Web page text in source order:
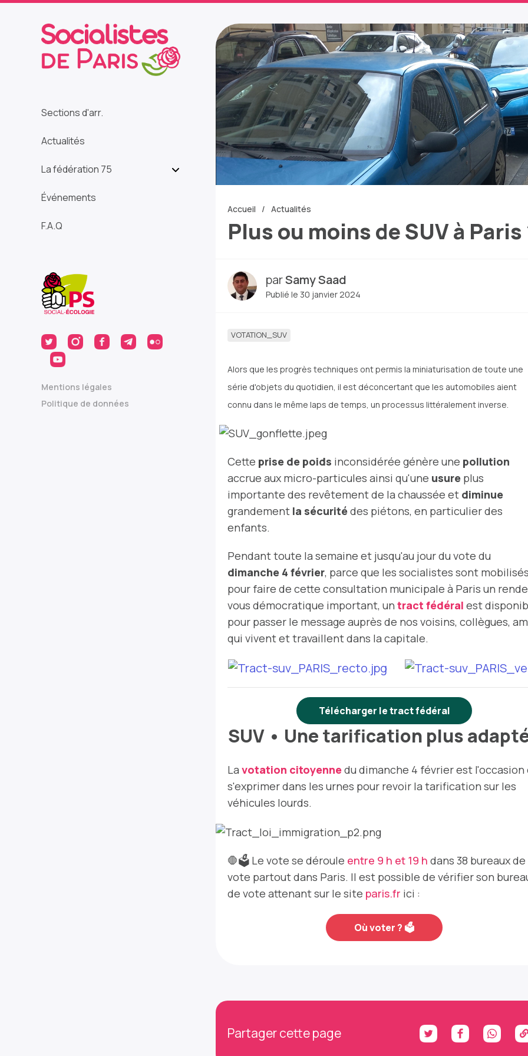
Sections d'arr.
Actualités
La fédération 75
Événements
F.A.Q
Mentions légales
Politique de données
Accueil Actualités
Plus ou moins de SUV à Paris
parSamy Saad
Publié le 30 janvier 2024
VOTATION_SUV
Alors que les progrès techniques ont permis la miniaturisation de toute une
série d'objets du quotidien, il est déconcertant que les automobiles aient
connu dans le même laps de temps, un processus littéralement inverse.
Cette prise de poids inconsidérée génère une pollution
accrue aux micro-particules ainsi qu'une usure plus
importante des revêtement de la chaussée et diminue
grandement la sécuritédes piétons, en particulier des
enfants.
Pendant toute la semaine et jusqu'au jour du vote du
dimanche 4 février, parce que les socialistes sont
pour faire de cette consultation municipale à Paris un
vous démocratique important, un tract fédéral est
pour passer le message auprès de nos voisins, collègues,
qui vivent et travaillent dans la capitale.
Télécharger le tract fédéral
SUV • Une tarification plus
La votation citoyennedu dimanche 4 février est l'occasion
s'exprimer dans les urnes pour revoir la tarification sur les
véhicules lourds.
🛑🗳 Le vote se déroule entre 9 h et 19 h dans 38 bureaux de
vote partout dans Paris. Il est possible de vérifier son
de vote attenant sur le site paris.fr ici :
Où voter ? 🗳
Partager cette page